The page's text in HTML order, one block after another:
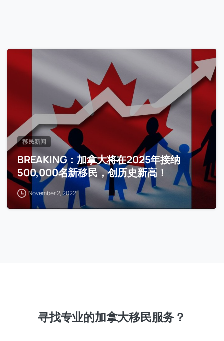
移民新闻
BREAKING：加拿大将在2025年接纳
500,000名新移民，创历史新高！
November 2, 2022
寻找专业的加拿大移民服务？